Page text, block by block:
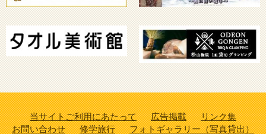
当サイトご利用にあたって 広告掲載
リンク集
お問い合わせ
修学旅行 フォトギャラリー（写真貸出）